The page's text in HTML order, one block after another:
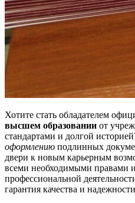
Хотите стать обладателем
высшем образовании от
стандартами и долгой
оформлению подлинных
двери к новым карьерным
всеми необходимыми правами
профессиональной
гарантия качества и